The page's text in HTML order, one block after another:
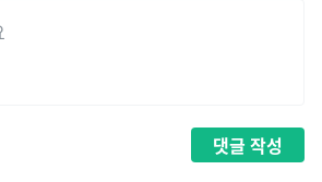
댓글 작성